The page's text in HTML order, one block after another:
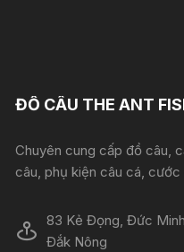
ĐỒ CÂU THE ANT
Chuyên cung cấp đồ câu,
câu, phụ kiện câu cá, cước
83 Kẻ Đọng, Đức
Đắk Nông